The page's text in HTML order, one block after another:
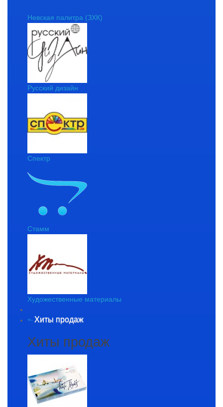
Невская палитра (ЗХК)
Русский дизайн
Спектр
Стамм
Художественные материалы
+- Хиты продаж
Хиты продаж